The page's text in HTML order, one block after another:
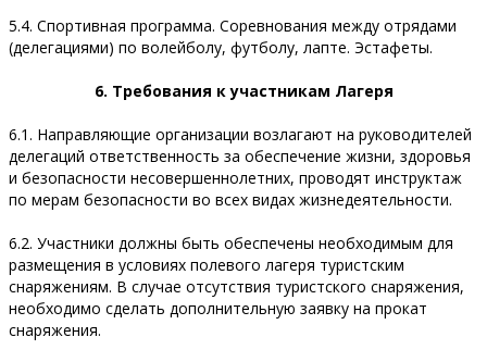
5.4. Спортивная программа. Соревнования между отрядами
(делегациями) по волейболу, футболу, лапте. Эстафеты.
6. Требования к участникам Лагеря
6.1. Направляющие организации возлагают на руководителей
делегаций ответственность за обеспечение жизни, здоровья
и безопасности несовершеннолетних, проводят инструктаж
по мерам безопасности во всех видах жизнедеятельности.
6.2. Участники должны быть обеспечены необходимым для
размещения в условиях полевого лагеря туристским
снаряжениям. В случае отсутствия туристского снаряжения,
необходимо сделать дополнительную заявку на прокат
снаряжения.